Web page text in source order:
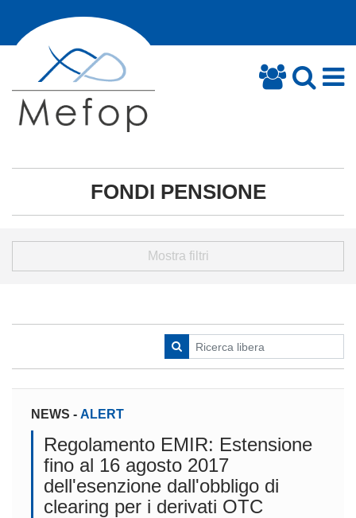
FONDI PENSIONE
Mostra filtri
NEWS - ALERT
Regolamento EMIR: Estensione
fino al 16 agosto 2017
dell'esenzione dall'obbligo di
clearing per i derivati OTC